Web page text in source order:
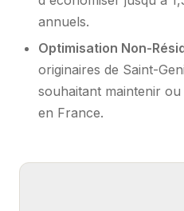
annuels.
Optimisation Non-
originaires de Saint-
souhaitant maintenir
en France.